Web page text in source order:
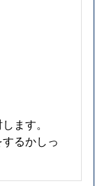
ます。
るかしっ